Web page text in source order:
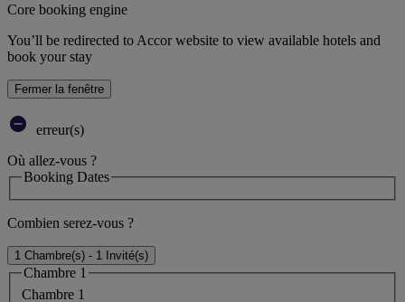
Core booking engine
You’ll be redirected to Accor website to view available hotels and
book your stay
Fermer la fenêtre
erreur(s)
Où allez-vous ?
Booking Dates
Combien serez-vous ?
1 Chambre(s) - 1 Invité(s)
Chambre 1
Chambre 1